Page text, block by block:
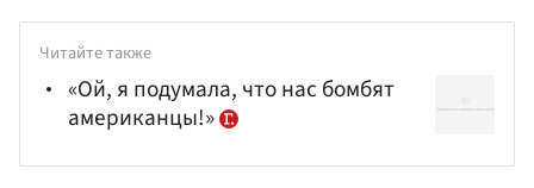
Читайте также
«Ой, я подумала, что нас бомбят
американцы!»